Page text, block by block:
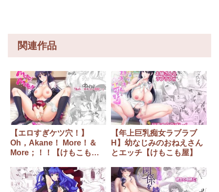
関連作品
【エロすぎケツ穴！】
Oh，Akane！ More！＆
More；！！【けもこも
【年上巨乳痴女ラブラブ
H】幼なじみのおねえさん
とエッチ【けもこも屋】